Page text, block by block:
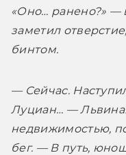
«Оно… ранено?» —
заметил
бинтом.
— Сейчас.
Луциан… —
недвижимостью,
бег. — В путь,